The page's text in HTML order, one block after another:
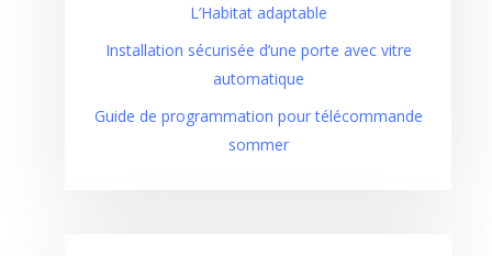
L’Habitat adaptable
Installation sécurisée d’une porte avec vitre
automatique
Guide de programmation pour télécommande
sommer